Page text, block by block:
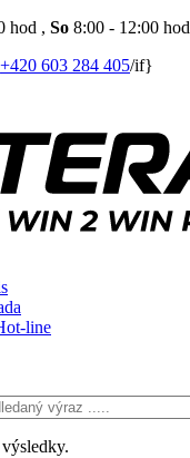
hod , So 8:00 - 12:00 hod
+420 603 284 405/if}
line